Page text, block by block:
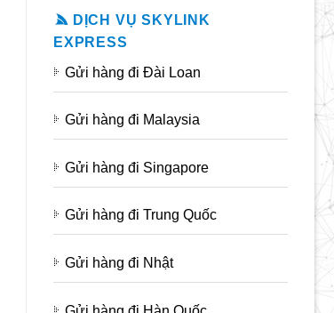
DỊCH VỤ SKYLINK
EXPRESS
Gửi hàng đi Đài Loan
Gửi hàng đi Malaysia
Gửi hàng đi Singapore
Gửi hàng đi Trung Quốc
Gửi hàng đi Nhật